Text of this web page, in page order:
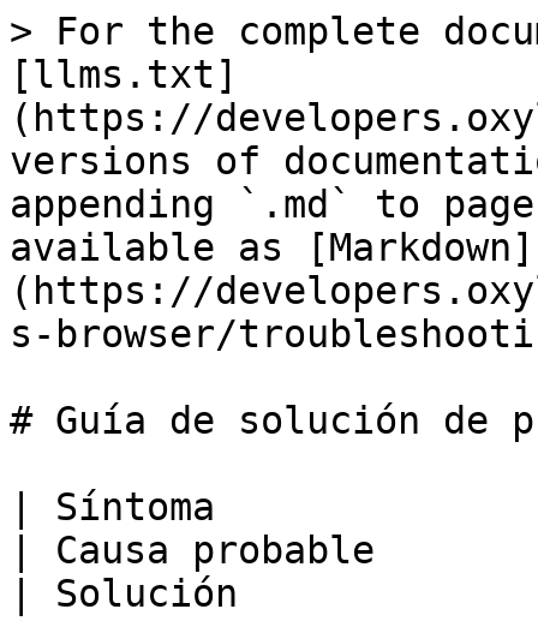
> For the complete
[llms.txt]
(https://
versions of
appending `.md` to
available as [Markdown]
(https://
s-browser/
# Guía de solución de
| Síntoma
| Causa probable
| Solución